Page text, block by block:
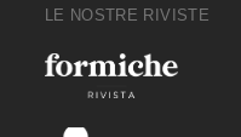
LE NOSTRE RIVISTE